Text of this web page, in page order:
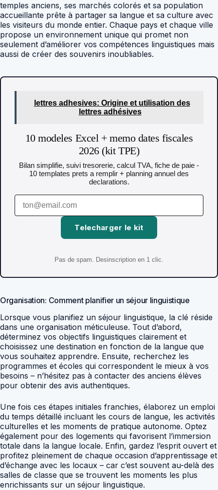
temples anciens, ses marchés colorés et sa population
accueillante prête à partager sa langue et sa culture avec
les visiteurs du monde entier. Chaque pays et chaque ville
propose un environnement unique qui promet non
seulement d’améliorer vos compétences linguistiques mais
aussi de créer des souvenirs inoubliables.
lettres adhesives: Origine et utilisation des
lettres adhésives
10 modeles Excel + memo dates fiscales
2026 (kit TPE)
Bilan simplifie, suivi tresorerie, calcul TVA, fiche de paie -
10 templates prets a remplir + planning annuel des
declarations.
Telecharger le kit
Pas de spam. Desinscription en 1 clic.
Organisation: Comment planifier un séjour linguistique
Lorsque vous planifiez un séjour linguistique, la clé réside
dans une organisation méticuleuse. Tout d’abord,
déterminez vos objectifs linguistiques clairement et
choisissez une destination en fonction de la langue que
vous souhaitez apprendre. Ensuite, recherchez les
programmes et écoles qui correspondent le mieux à vos
besoins – n’hésitez pas à contacter des anciens élèves
pour obtenir des avis authentiques.
Une fois ces étapes initiales franchies, élaborez un emploi
du temps détaillé incluant les cours de langue, les activités
culturelles et les moments de pratique autonome. Optez
également pour des logements qui favorisent l’immersion
totale dans la langue locale. Enfin, gardez l’esprit ouvert et
profitez pleinement de chaque occasion d’apprentissage et
d’échange avec les locaux – car c’est souvent au-delà des
salles de classe que se trouvent les moments les plus
enrichissants sur un séjour linguistique.